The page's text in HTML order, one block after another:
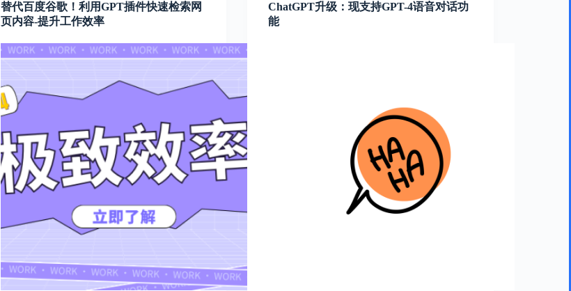
替代百度谷歌！利用GPT插件快速检索网
页内容-提升工作效率
ChatGPT升级：现支持GPT-4语音对话功
能